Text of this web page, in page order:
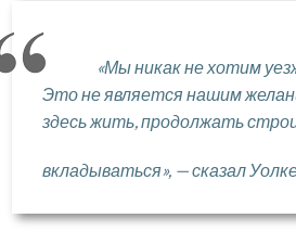
«Мы никак не хотим
Это не является нашим
здесь жить, продолжать
вкладываться», — сказал